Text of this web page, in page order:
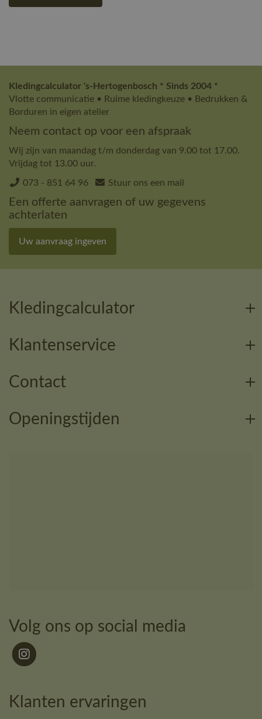
Kledingcalculator 's-Hertogenbosch * Sinds 2004 *
Vlotte communicatie • Ruime kledingkeuze • Bedrukken &
Borduren in eigen atelier
Neem contact op voor een afspraak
Wij zijn van maandag t/m donderdag van 9.00 tot 17.00.
Vrijdag tot 13.00 uur.
073 - 851 64 96 Stuur ons een mail
Een offerte aanvragen of uw gegevens
achterlaten
Uw aanvraag ingeven
Kledingcalculator
Klantenservice
Contact
Openingstijden
Volg ons op social media
Klanten ervaringen